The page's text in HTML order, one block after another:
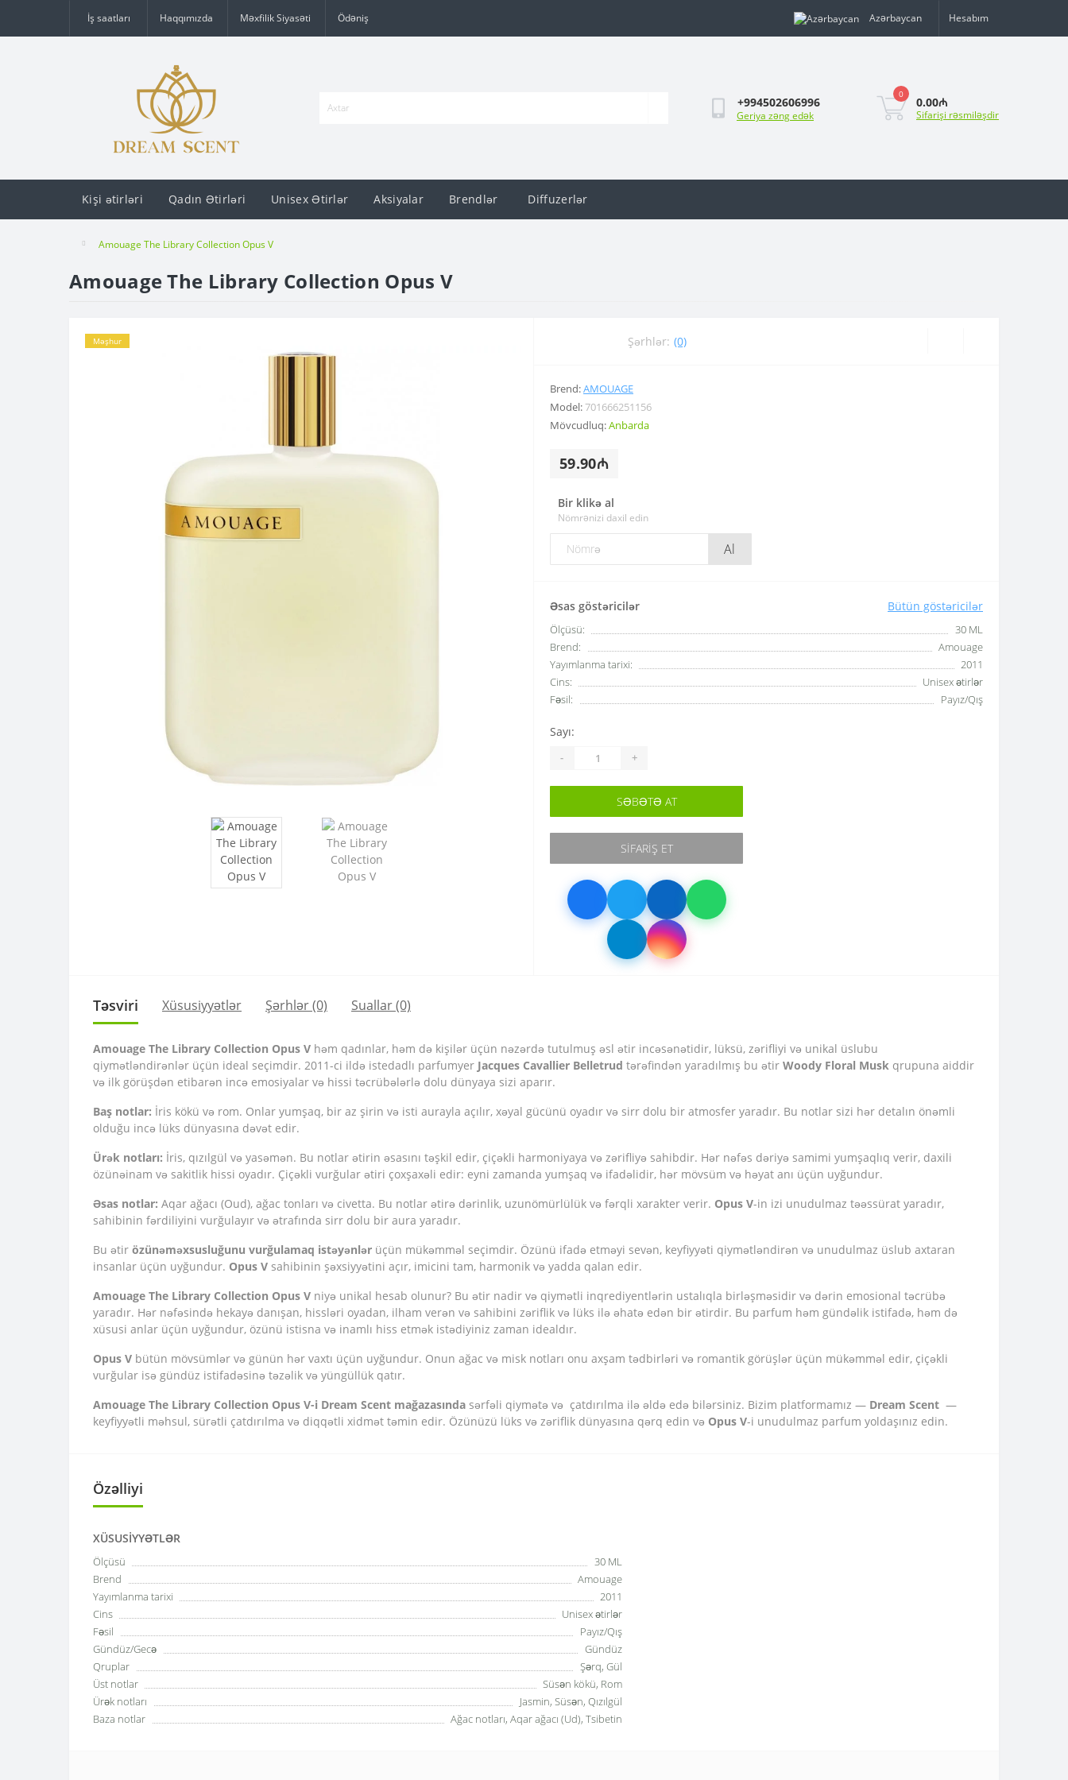
İş saatları Haqqımızda Məxfilik Siyasəti Ödəniş Azərbaycan Hesabım
+994502606996
Geriya zəng edək
0
0.00₼
Sifarişi rəsmiləşdir
Kişi ətirləri Qadın Ətirləri Unisex Ətirlər Aksiyalar Brendlər Diffuzerlər
Amouage The Library Collection Opus V
Amouage The Library Collection Opus V
Məşhur Şərhlər: (0)
Brend:AMOUAGE
Model:701666251156
Mövcudluq:Anbarda
59.90₼
Bir klikə al
Nömrənizi daxil edin
Al
Əsas göstəricilər Bütün göstəricilər
Ölçüsü:
30 ML
Brend:
Amouage
Yayımlanma tarixi:
2011
Cins:
Unisex ətirlər
Fəsil:
Payız/Qış
Sayı:
- +
SƏBƏTƏ AT
SIFARIŞ ET
Təsviri Xüsusiyyətlər Şərhlər (0) Suallar(0)
Amouage The Library Collection Opus V həm qadınlar, həm də kişilər üçün nəzərdə tutulmuş əsl ətir incəsənətidir, lüksü, zərifliyi və unikal üslubu
qiymətləndirənlər üçün ideal seçimdir. 2011-ci ildə istedadlı parfumyer Jacques Cavallier Belletrud tərəfindən yaradılmış bu ətir Woody Floral Musk qrupuna aiddir
və ilk görüşdən etibarən incə emosiyalar və hissi təcrübələrlə dolu dünyaya sizi aparır.
Baş notlar: İris kökü və rom. Onlar yumşaq, bir az şirin və isti aurayla açılır, xəyal gücünü oyadır və sirr dolu bir atmosfer yaradır. Bu notlar sizi hər detalın önəmli
olduğu incə lüks dünyasına dəvət edir.
Ürək notları: İris, qızılgül və yasəmən. Bu notlar ətirin əsasını təşkil edir, çiçəkli harmoniyaya və zərifliyə sahibdir. Hər nəfəs dəriyə samimi yumşaqlıq verir, daxili
özünəinam və sakitlik hissi oyadır. Çiçəkli vurğular ətiri çoxşaxəli edir: eyni zamanda yumşaq və ifadəlidir, hər mövsüm və həyat anı üçün uyğundur.
Əsas notlar: Aqar ağacı (Oud), ağac tonları və civetta. Bu notlar ətirə dərinlik, uzunömürlülük və fərqli xarakter verir. Opus V-in izi unudulmaz təəssürat yaradır,
sahibinin fərdiliyini vurğulayır və ətrafında sirr dolu bir aura yaradır.
Bu ətir özünəməxsusluğunu vurğulamaq istəyənlər üçün mükəmməl seçimdir. Özünü ifadə etməyi sevən, keyfiyyəti qiymətləndirən və unudulmaz üslub axtaran
insanlar üçün uyğundur. Opus V sahibinin şəxsiyyətini açır, imicini tam, harmonik və yadda qalan edir.
Amouage The Library Collection Opus V niyə unikal hesab olunur? Bu ətir nadir və qiymətli inqrediyentlərin ustalıqla birləşməsidir və dərin emosional təcrübə
yaradır. Hər nəfəsində hekayə danışan, hissləri oyadan, ilham verən və sahibini zəriflik və lüks ilə əhatə edən bir ətirdir. Bu parfum həm gündəlik istifadə, həm də
xüsusi anlar üçün uyğundur, özünü istisna və inamlı hiss etmək istədiyiniz zaman idealdır.
Opus V bütün mövsümlər və günün hər vaxtı üçün uyğundur. Onun ağac və misk notları onu axşam tədbirləri və romantik görüşlər üçün mükəmməl edir, çiçəkli
vurğular isə gündüz istifadəsinə təzəlik və yüngüllük qatır.
Amouage The Library Collection Opus V-i Dream Scent mağazasında sərfəli qiymətə və çatdırılma ilə əldə edə bilərsiniz. Bizim platformamız — Dream Scent —
keyfiyyətli məhsul, sürətli çatdırılma və diqqətli xidmət təmin edir. Özünüzü lüks və zəriflik dünyasına qərq edin və Opus V-i unudulmaz parfum yoldaşınız edin.
Özəlliyi
XÜSUSIYYƏTLƏR
Ölçüsü
30 ML
Brend
Amouage
Yayımlanma tarixi
2011
Cins
Unisex ətirlər
Fəsil
Payız/Qış
Gündüz/Gecə
Gündüz
Qruplar
Şərq, Gül
Üst notlar
Süsən kökü, Rom
Ürək notları
Jasmin, Süsən, Qızılgül
Baza notlar
Ağac notları, Aqar ağacı (Ud), Tsibetin